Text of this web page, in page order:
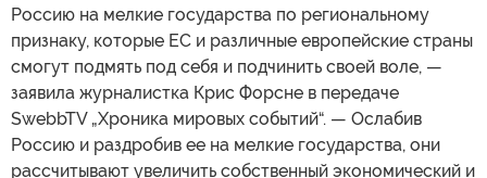
Россию на мелкие государства по региональному
признаку, которые ЕС и различные европейские страны
смогут подмять под себя и подчинить своей воле, —
заявила журналистка Крис Форсне в передаче
SwebbTV „Хроника мировых событий“. — Ослабив
Россию и раздробив ее на мелкие государства, они
рассчитывают увеличить собственный экономический и